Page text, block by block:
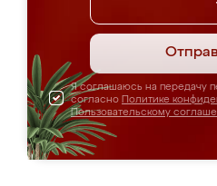
Я соглашаюсь на передачу
согласно Политике
Пользовательскому